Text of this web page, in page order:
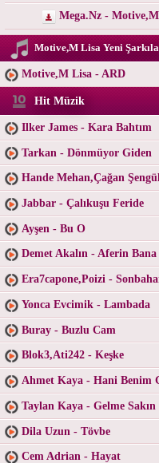
Mega.Nz -
Motive,M Lisa Yeni
Motive,M Lisa - ARD
Hit Müzik
Ilker James - Kara Bahtım
Tarkan - Dönmüyor Giden
Hande Mehan,Çağan
Jabbar - Çalıkuşu Feride
Ayşen - Bu O
Demet Akalın - Aferin Bana
Era7capone,Poizi -
Yonca Evcimik - Lambada
Buray - Buzlu Cam
Blok3,Ati242 - Keşke
Ahmet Kaya - Hani Benim
Taylan Kaya - Gelme Sakın
Dila Uzun - Tövbe
Cem Adrian - Hayat